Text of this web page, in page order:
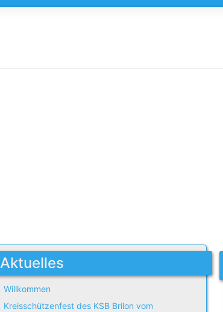
Aktuelles
Willkommen
Kreisschützenfest des KSB Brilon vom